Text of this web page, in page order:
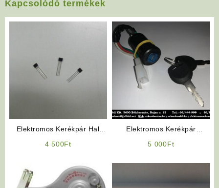
Kapcsolódó termékek
Elektromos Kerékpár Hal
4 500Ft
Elektromos Kerékpár
5 000Ft